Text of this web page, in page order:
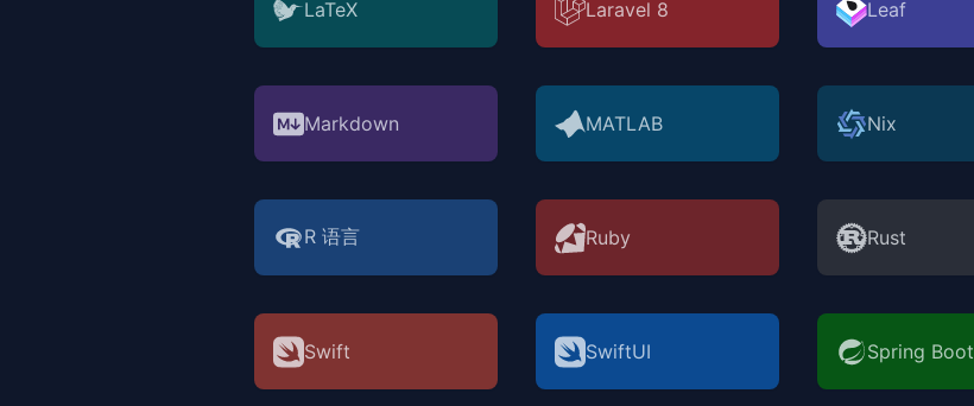
LaTeX Laravel 8 Leaf
Markdown MATLAB Nix
R 语言 Ruby Rust
Swift SwiftUI Spring Boot